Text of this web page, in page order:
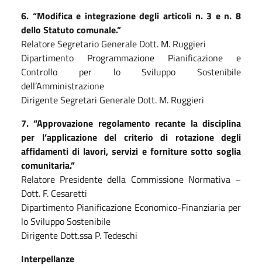
6. “Modifica e integrazione degli articoli n. 3 e n. 8
dello Statuto comunale.”
Relatore Segretario Generale Dott. M. Ruggieri
Dipartimento Programmazione Pianificazione e
Controllo per lo Sviluppo Sostenibile
dell’Amministrazione
Dirigente Segretari Generale Dott. M. Ruggieri
7.“Approvazione regolamento recante la disciplina
per l’applicazione del criterio di rotazione degli
affidamenti di lavori, servizi e forniture sotto soglia
comunitaria.”
Relatore Presidente della Commissione Normativa –
Dott. F. Cesaretti
Dipartimento Pianificazione Economico-Finanziaria per
lo Sviluppo Sostenibile
Dirigente Dott.ssa P. Tedeschi
Interpellanze